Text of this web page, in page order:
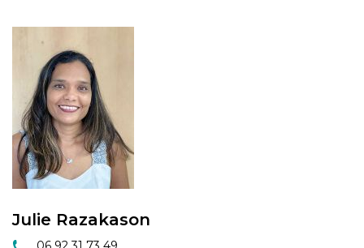
Julie Razakason